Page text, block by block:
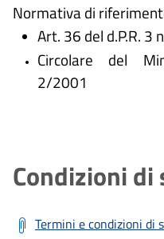
Normativa di
Art. 36 del d.P.R. 3
Circolare del
2/2001
Condizioni di
Termini e condizioni di